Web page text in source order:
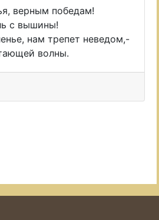
верным победам!
с вышины!
нам трепет неведом,-
волны.